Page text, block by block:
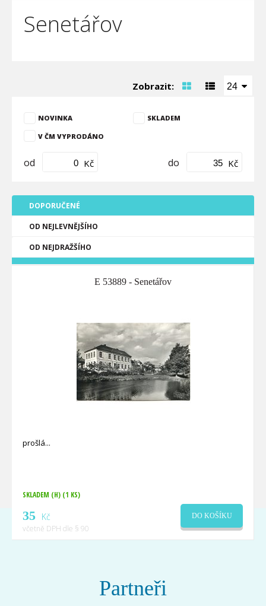
Senetářov
Zobrazit: 24
NOVINKA SKLADEM
V ČM VYPRODÁNO
od Kč do Kč
DOPORUČENÉ
OD NEJLEVNĚJŠÍHO
OD NEJDRAŽŠÍHO
E 53889 - Senetářov
prošlá
SKLADEM (H) (1 KS)
35 Kč
včetně DPH dle § 90
DO KOŠÍKU
Partneři